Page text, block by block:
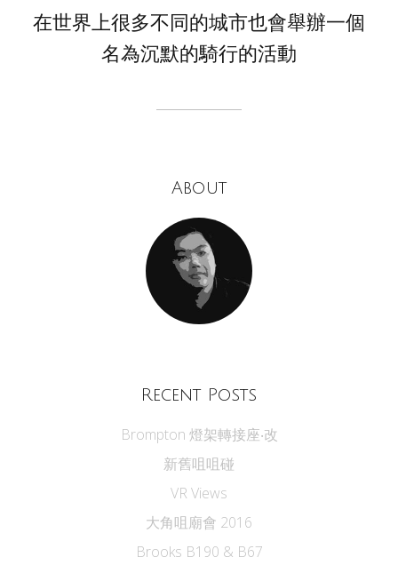
在世界上很多不同的城市也會舉辦一個
名為沉默的騎行的活動
About
Recent Posts
Brompton 燈架轉接座‧改
新舊咀咀碰
VR Views
大角咀廟會 2016
Brooks B190 & B67